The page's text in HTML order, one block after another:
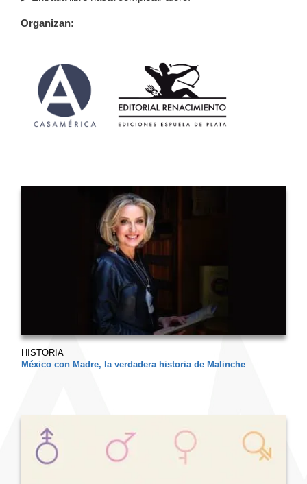
Organizan:
HISTORIA
México con Madre, la verdadera historia de Malinche